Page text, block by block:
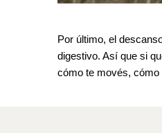
Por último, el
digestivo. Así que si
cómo te movés,